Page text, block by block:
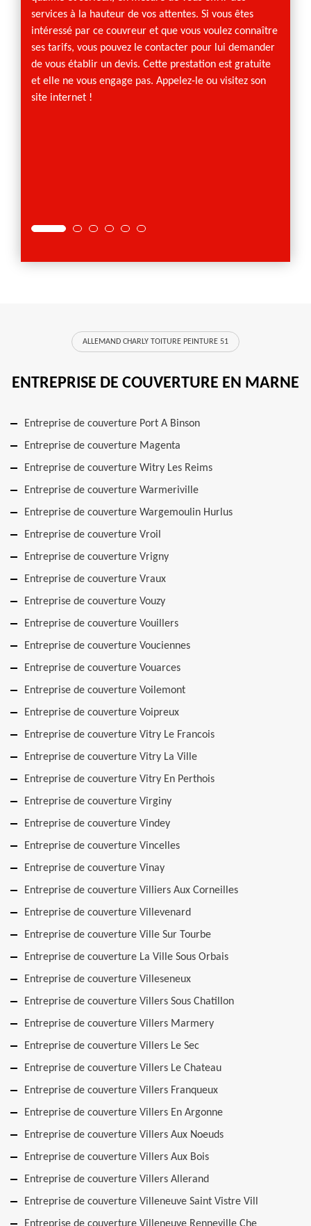
services à la hauteur de vos attentes. Si vous êtes
intéressé par ce couvreur et que vous voulez connaître
ses tarifs, vous pouvez le contacter pour lui demander
de vous établir un devis. Cette prestation est gratuite
et elle ne vous engage pas. Appelez-le ou visitez son
site internet !
ALLEMAND CHARLY TOITURE PEINTURE 51
ENTREPRISE DE COUVERTURE EN MARNE
Entreprise de couverture Port A Binson
Entreprise de couverture Magenta
Entreprise de couverture Witry Les Reims
Entreprise de couverture Warmeriville
Entreprise de couverture Wargemoulin Hurlus
Entreprise de couverture Vroil
Entreprise de couverture Vrigny
Entreprise de couverture Vraux
Entreprise de couverture Vouzy
Entreprise de couverture Vouillers
Entreprise de couverture Vouciennes
Entreprise de couverture Vouarces
Entreprise de couverture Voilemont
Entreprise de couverture Voipreux
Entreprise de couverture Vitry Le Francois
Entreprise de couverture Vitry La Ville
Entreprise de couverture Vitry En Perthois
Entreprise de couverture Virginy
Entreprise de couverture Vindey
Entreprise de couverture Vincelles
Entreprise de couverture Vinay
Entreprise de couverture Villiers Aux Corneilles
Entreprise de couverture Villevenard
Entreprise de couverture Ville Sur Tourbe
Entreprise de couverture La Ville Sous Orbais
Entreprise de couverture Villeseneux
Entreprise de couverture Villers Sous Chatillon
Entreprise de couverture Villers Marmery
Entreprise de couverture Villers Le Sec
Entreprise de couverture Villers Le Chateau
Entreprise de couverture Villers Franqueux
Entreprise de couverture Villers En Argonne
Entreprise de couverture Villers Aux Noeuds
Entreprise de couverture Villers Aux Bois
Entreprise de couverture Villers Allerand
Entreprise de couverture Villeneuve Saint Vistre Vill